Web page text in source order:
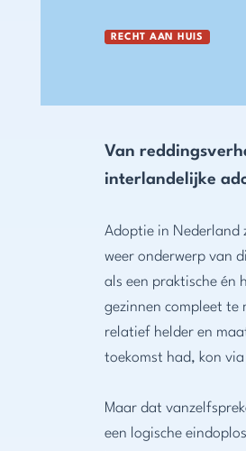
RECHT AAN HUIS
Van
interlandelijke
Adoptie in Nederland
weer onderwerp van
als een praktische én
gezinnen compleet te
relatief helder en
toekomst had, kon
Maar dat
een logische